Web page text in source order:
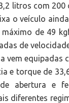
litros com 200
o veículo
de 49
de
vem equipadas
e torque de
abertura e
diferentes